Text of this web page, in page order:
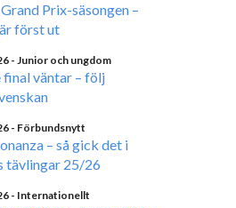
Prix-säsongen –
först ut
- Junior och ungdom
final väntar – följ
- Förbundsnytt
– så gick det i
tävlingar 25/26
- Internationellt